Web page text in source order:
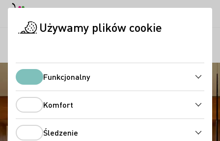
Używamy plików cookie
Funkcjonalny
Komfort
Śledzenie